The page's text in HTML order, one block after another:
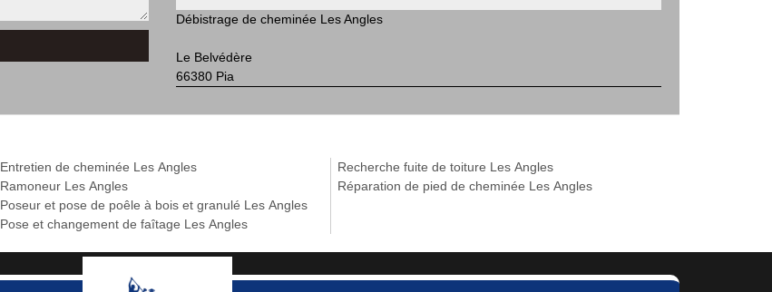
Débistrage de cheminée Les Angles
Le Belvédère
66380 Pia
Entretien de cheminée Les Angles
Ramoneur Les Angles
Poseur et pose de poêle à bois et granulé Les Angles
Pose et changement de faîtage Les Angles
Recherche fuite de toiture Les Angles
Réparation de pied de cheminée Les Angles